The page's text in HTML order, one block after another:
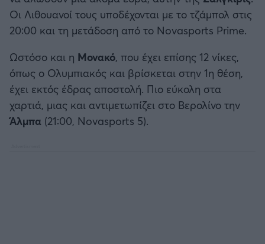
Μάντσεστερ Γιουνάιτεντ
Μάντσεστερ Σίτι
Λίβερπουλ
Τσέλσι
Οι Λιθουανοί τους υποδέχονται με το τζάμπολ στις
20:00 και τη μετάδοση από το Novasports Prime.
Ωστόσο και η Μονακό, που έχει επίσης 12 νίκες,
όπως ο Ολυμπιακός και βρίσκεται στην 1η θέση,
έχει εκτός έδρας αποστολή. Πιο εύκολη στα
χαρτιά, μιας και αντιμετωπίζει στο Βερολίνο την
Άλμπα (21:00, Novasports 5).